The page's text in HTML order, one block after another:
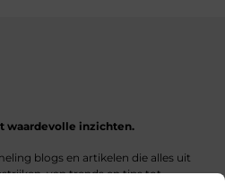
waardevolle inzichten.
blogs en artikelen die alles uit
van trends en tips tot